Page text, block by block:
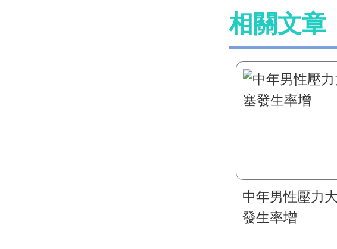
相關文章
中年男性壓力
發生率增